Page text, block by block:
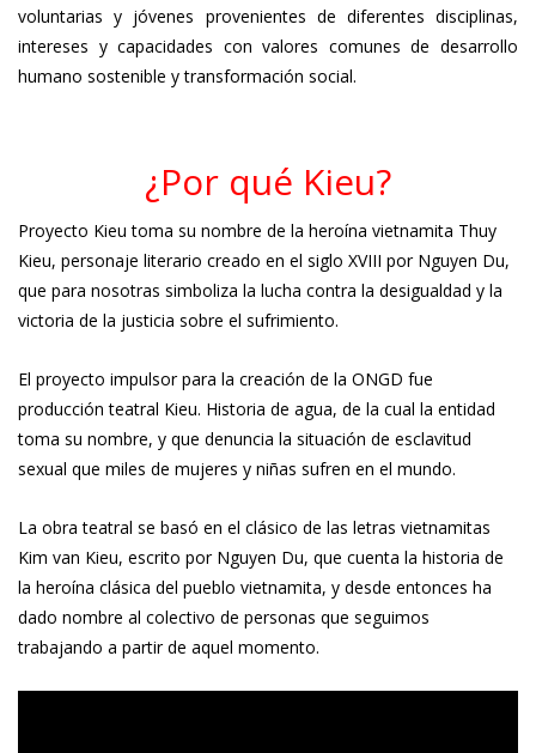
voluntarias y jóvenes provenientes de diferentes disciplinas,
intereses y capacidades con valores comunes de desarrollo
humano sostenible y transformación social.
¿Por qué Kieu?
Proyecto Kieu toma su nombre de la heroína vietnamita Thuy
Kieu, personaje literario creado en el siglo XVIII por Nguyen Du,
que para nosotras simboliza la lucha contra la desigualdad y la
victoria de la justicia sobre el sufrimiento.
El proyecto impulsor para la creación de la ONGD fue
producción teatral Kieu. Historia de agua, de la cual la entidad
toma su nombre, y que denuncia la situación de esclavitud
sexual que miles de mujeres y niñas sufren en el mundo.
La obra teatral se basó en el clásico de las letras vietnamitas
Kim van Kieu, escrito por Nguyen Du, que cuenta la historia de
la heroína clásica del pueblo vietnamita, y desde entonces ha
dado nombre al colectivo de personas que seguimos
trabajando a partir de aquel momento.